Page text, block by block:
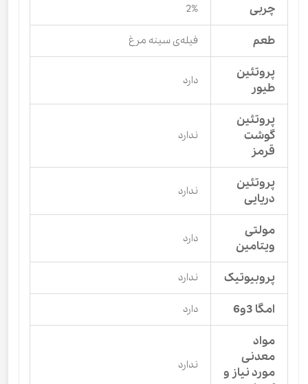
چربی 2%
طعم فیله‌ی سینه مرغ
پروتئین
طیور
دارد
پروتئین
گوشت
قرمز
ندارد
پروتئین
دریایی
ندارد
مولتی
ویتامین
دارد
پروبیوتیک ندارد
امگا 3و6 دارد
مواد
معدنی
مورد نیاز و
ندارد